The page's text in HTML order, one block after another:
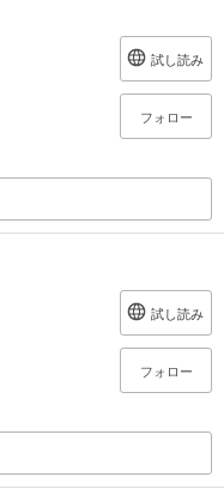
試し読み
フォロー
試し読み
フォロー